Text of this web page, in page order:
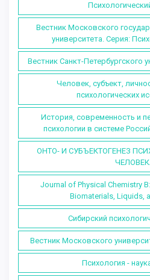
Вестник Московского
университета. Серия:
Вестник Санкт-Петербургского
Человек, субъект,
психологических
История, современность и
психологии в системе
ОНТО- И СУБЪЕКТОГЕНЕЗ
Journal of Physical Chemistry
Biomaterials, Liquids,
Сибирский
Вестник Московского
Психология -